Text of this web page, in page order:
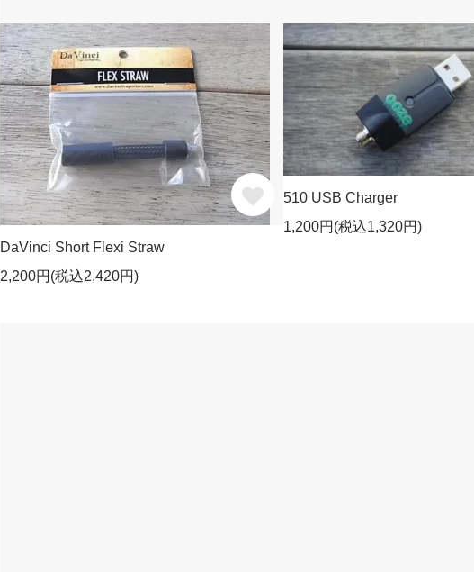
DaVinci Short Flexi Straw
2,200円(税込2,420円)
510 USB Charger
1,200円(税込1,320円)